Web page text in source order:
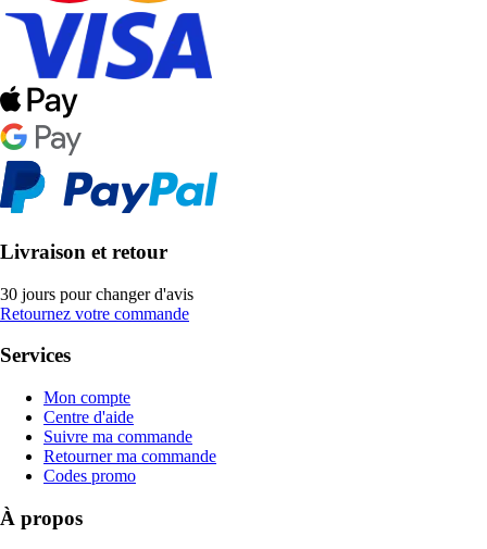
Livraison et retour
30 jours pour changer d'avis
Retournez votre commande
Services
Mon compte
Centre d'aide
Suivre ma commande
Retourner ma commande
Codes promo
À propos